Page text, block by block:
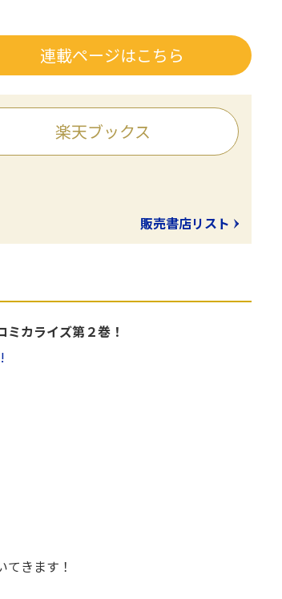
連載ページはこちら
楽天ブックス
販売書店リスト
カライズ第２巻！
きます！